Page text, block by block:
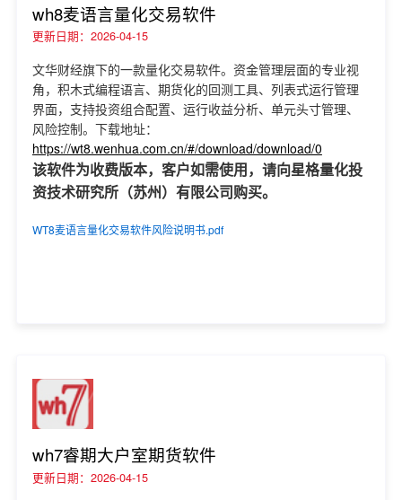
wh8麦语言量化交易软件
更新日期：2026-04-15
文华财经旗下的一款量化交易软件。资金管理层面的专业视
角，积木式编程语言、期货化的回测工具、列表式运行管理
界面，支持投资组合配置、运行收益分析、单元头寸管理、
风险控制。下载地址：
https://wt8.wenhua.com.cn/#/download/download/0
该软件为收费版本，客户如需使用，请向星格量化投
资技术研究所（苏州）有限公司购买。
WT8麦语言量化交易软件风险说明书.pdf
wh7睿期大户室期货软件
更新日期：2026-04-15